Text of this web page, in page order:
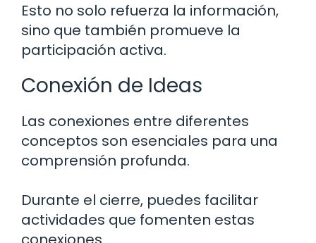
Esto no solo refuerza la información,
sino que también promueve la
participación activa.
Conexión de Ideas
Las conexiones entre diferentes
conceptos son esenciales para una
comprensión profunda.
Durante el cierre, puedes facilitar
actividades que fomenten estas